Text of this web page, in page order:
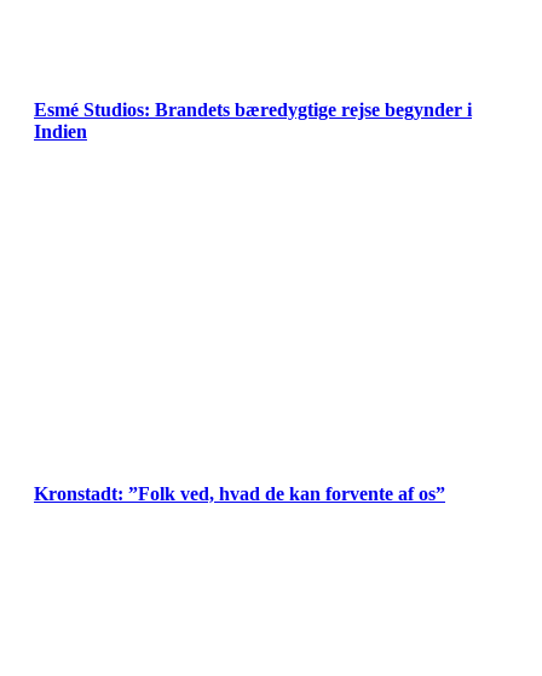
Esmé Studios: Brandets bæredygtige rejse begynder i
Indien
Kronstadt: ”Folk ved, hvad de kan forvente af os”